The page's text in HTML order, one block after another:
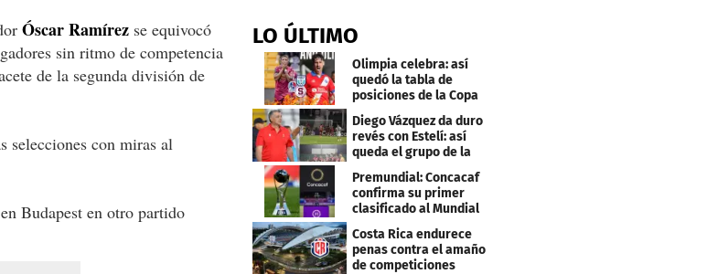
Óscar Ramírez se equivocó
sin ritmo de competencia
de la segunda división de
selecciones con miras al
Budapest en otro partido
LO ÚLTIMO
Olimpia celebra: así
quedó la tabla de
posiciones de la Copa
Centroamericana
Diego Vázquez da duro
revés con Estelí: así
queda el grupo de la
Premundial: Concacaf
confirma su primer
clasificado al Mundial
Costa Rica endurece
penas contra el amaño
de competiciones